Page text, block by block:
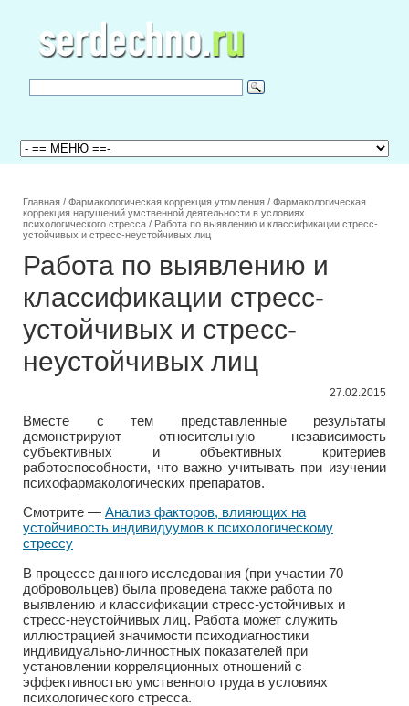
Главная / Фармакологическая коррекция утомления / Фармакологическая
коррекция нарушений умственной деятельности в условиях
психологического стресса / Работа по выявлению и классификации стресс-
устойчивых и стресс-неустойчивых лиц
Работа по выявлению и
классификации стресс-
устойчивых и стресс-
неустойчивых лиц
27.02.2015
Вместе с тем представленные результаты
демонстрируют относительную независимость
субъективных и объективных критериев
работоспособности, что важно учитывать при изучении
психофармакологических препаратов.
Смотрите — Анализ факторов, влияющих на
устойчивость индивидуумов к психологическому
стрессу
В процессе данного исследования (при участии 70
добровольцев) была проведена также работа по
выявлению и классификации стресс-устойчивых и
стресс-неустойчивых лиц. Работа может служить
иллюстрацией значимости психодиагностики
индивидуально-личностных показателей при
установлении корреляционных отношений с
эффективностью умственного труда в условиях
психологического стресса.